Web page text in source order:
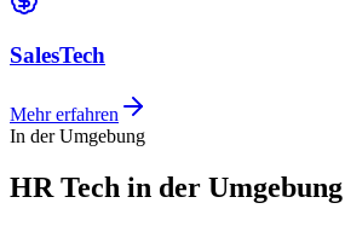
SalesTech
Mehr erfahren
In der Umgebung
HR Tech in der Umgebung